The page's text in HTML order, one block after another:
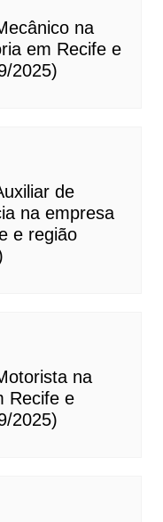
na
em Recife e
2025)
de
na empresa
e região
na
Recife e
2025)